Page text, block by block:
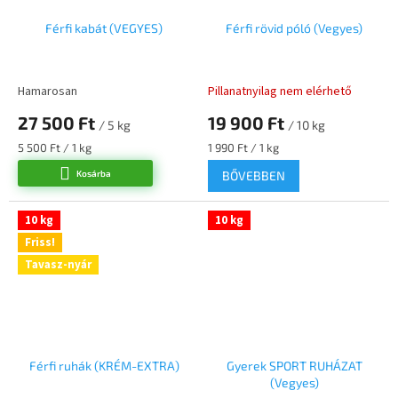
Férfi kabát (VEGYES)
Hamarosan
27 500 Ft / 5 kg
Egységár:
5 500 Ft / 1 kg
Kosárba
Férfi rövid póló (Vegyes)
Pillanatnyilag nem elérhető
19 900 Ft / 10 kg
Egységár:
1 990 Ft / 1 kg
BŐVEBBEN
10 kg
Friss!
Tavasz-nyár
Férfi ruhák (KRÉM-EXTRA)
10 kg
Gyerek SPORT RUHÁZAT
(Vegyes)